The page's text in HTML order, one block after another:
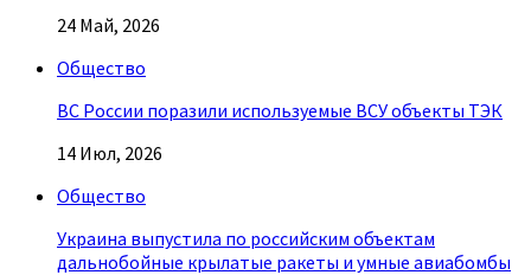
24 Май, 2026
Общество
ВС России поразили используемые ВСУ объекты ТЭК
14 Июл, 2026
Общество
Украина выпустила по российским объектам
дальнобойные крылатые ракеты и умные авиабомбы